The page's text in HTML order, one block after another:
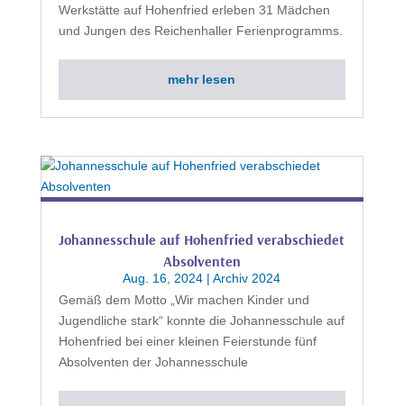
Werkstätte auf Hohenfried erleben 31 Mädchen
und Jungen des Reichenhaller Ferienprogramms.
mehr lesen
Johannesschule auf Hohenfried verabschiedet
Absolventen
Aug. 16, 2024 |Archiv 2024
Gemäß dem Motto „Wir machen Kinder und
Jugendliche stark“ konnte die Johannesschule auf
Hohenfried bei einer kleinen Feierstunde fünf
Absolventen der Johannesschule